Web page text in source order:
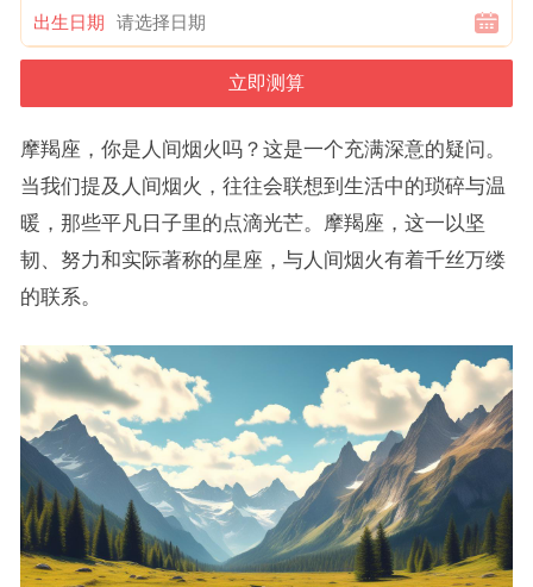
出生日期
摩羯座，你是人间烟火吗？这是一个充满深意的疑问。
当我们提及人间烟火，往往会联想到生活中的琐碎与温
暖，那些平凡日子里的点滴光芒。摩羯座，这一以坚
韧、努力和实际著称的星座，与人间烟火有着千丝万缕
的联系。